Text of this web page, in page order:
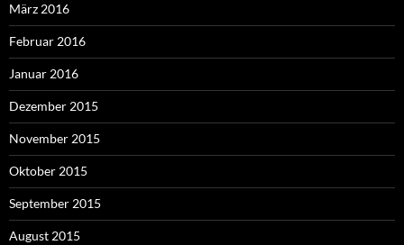
März 2016
Februar 2016
Januar 2016
Dezember 2015
November 2015
Oktober 2015
September 2015
August 2015